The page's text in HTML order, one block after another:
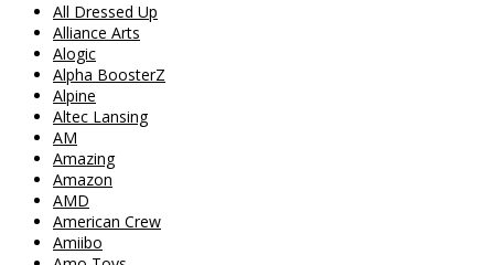
All Dressed Up
Alliance Arts
Alogic
Alpha BoosterZ
Alpine
Altec Lansing
AM
Amazing
Amazon
AMD
American Crew
Amiibo